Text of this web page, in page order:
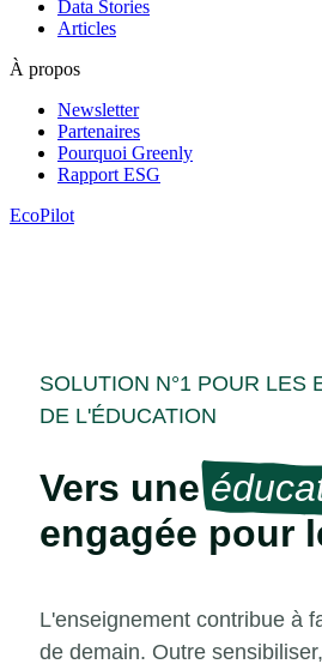
Data Stories
Articles
À propos
Newsletter
Partenaires
Pourquoi Greenly
Rapport ESG
EcoPilot
SOLUTION N°1 POUR LES
DE L'ÉDUCATION
Vers une
engagée pour
L'enseignement contribue à
de demain. Outre